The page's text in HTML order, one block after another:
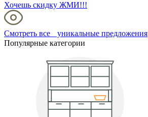
Хочешь скидку ЖМИ!!!
Смотреть все уникальные предложения
Популярные категории